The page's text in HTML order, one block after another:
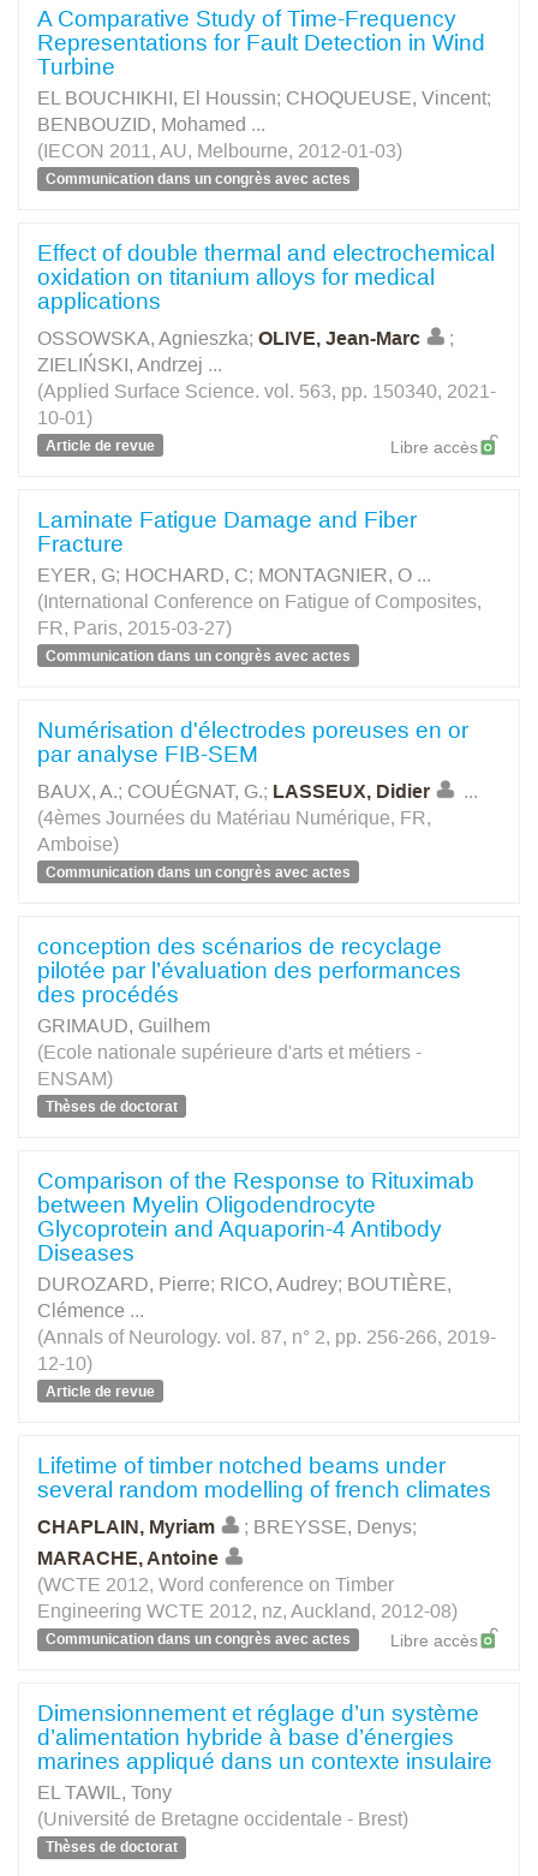
A Comparative Study of Time-Frequency
Representations for Fault Detection in Wind
Turbine
EL BOUCHIKHI, El Houssin; CHOQUEUSE, Vincent;
BENBOUZID, Mohamed ...
(IECON 2011, AU, Melbourne, 2012-01-03)
Communication dans un congrès avec actes
Effect of double thermal and electrochemical
oxidation on titanium alloys for medical
applications
OSSOWSKA, Agnieszka; OLIVE, Jean-Marc
;
ZIELIŃSKI, Andrzej ...
(Applied Surface Science. vol. 563, pp. 150340, 2021-
10-01)
Article de revue Libre accès
Laminate Fatigue Damage and Fiber
Fracture
EYER, G; HOCHARD, C; MONTAGNIER, O ...
(International Conference on Fatigue of Composites,
FR, Paris, 2015-03-27)
Communication dans un congrès avec actes
Numérisation d'électrodes poreuses en or
par analyse FIB-SEM
BAUX, A.; COUÉGNAT, G.; LASSEUX, Didier
...
(4èmes Journées du Matériau Numérique, FR,
Amboise)
Communication dans un congrès avec actes
conception des scénarios de recyclage
pilotée par l’évaluation des performances
des procédés
GRIMAUD, Guilhem
(Ecole nationale supérieure d'arts et métiers -
ENSAM)
Thèses de doctorat
Comparison of the Response to Rituximab
between Myelin Oligodendrocyte
Glycoprotein and Aquaporin‐4 Antibody
Diseases
DUROZARD, Pierre; RICO, Audrey; BOUTIÈRE,
Clémence ...
(Annals of Neurology. vol. 87, n° 2, pp. 256-266, 2019-
12-10)
Article de revue
Lifetime of timber notched beams under
several random modelling of french climates
CHAPLAIN, Myriam ; BREYSSE, Denys;
MARACHE, Antoine
(WCTE 2012, Word conference on Timber
Engineering WCTE 2012, nz, Auckland, 2012-08)
Communication dans un congrès avec actes Libre accès
Dimensionnement et réglage d’un système
d’alimentation hybride à base d’énergies
marines appliqué dans un contexte insulaire
EL TAWIL, Tony
(Université de Bretagne occidentale - Brest)
Thèses de doctorat